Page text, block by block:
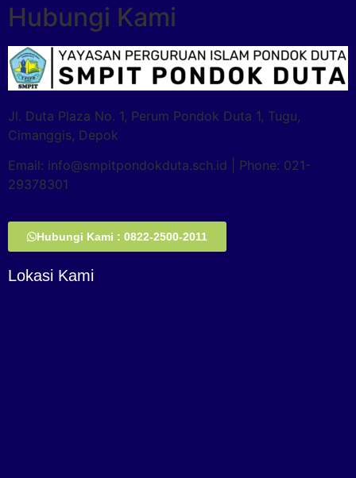
Hubungi Kami
Jl. Duta Plaza No. 1, Perum Pondok Duta 1, Tugu,
Cimanggis, Depok
Email: info@smpitpondokduta.sch.id | Phone: 021-
29378301
Hubungi Kami : 0822-2500-2011
Lokasi Kami